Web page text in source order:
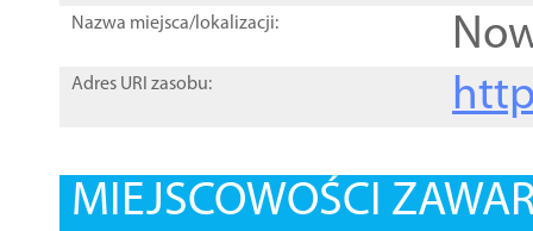
Nazwa miejsca/lokalizacji:
Adres URI zasobu:
MIEJSCOWOŚCI